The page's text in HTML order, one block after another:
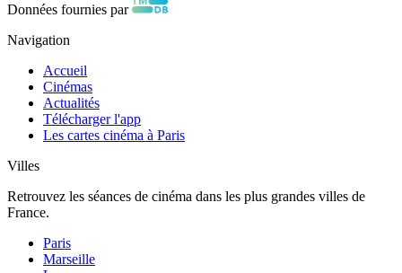
Données fournies par
Navigation
Accueil
Cinémas
Actualités
Télécharger l'app
Les cartes cinéma à Paris
Villes
Retrouvez les séances de cinéma dans les plus grandes villes de
France.
Paris
Marseille